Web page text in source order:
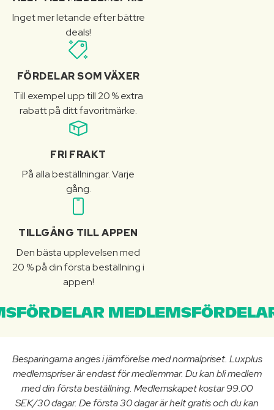
Inget mer letande efter bättre
deals!
FÖRDELAR SOM VÄXER
Till exempel upp till 20 % extra
rabatt på ditt favoritmärke.
FRI FRAKT
På alla beställningar. Varje
gång.
TILLGÅNG TILL APPEN
Den bästa upplevelsen med
20 % på din första beställning i
appen!
Besparingarna anges i jämförelse med normalpriset. Luxplus
medlemspriser är endast för medlemmar. Du kan bli medlem
med din första beställning. Medlemskapet kostar 99.00
SEK/30 dagar. De första 30 dagar är helt gratis och du kan